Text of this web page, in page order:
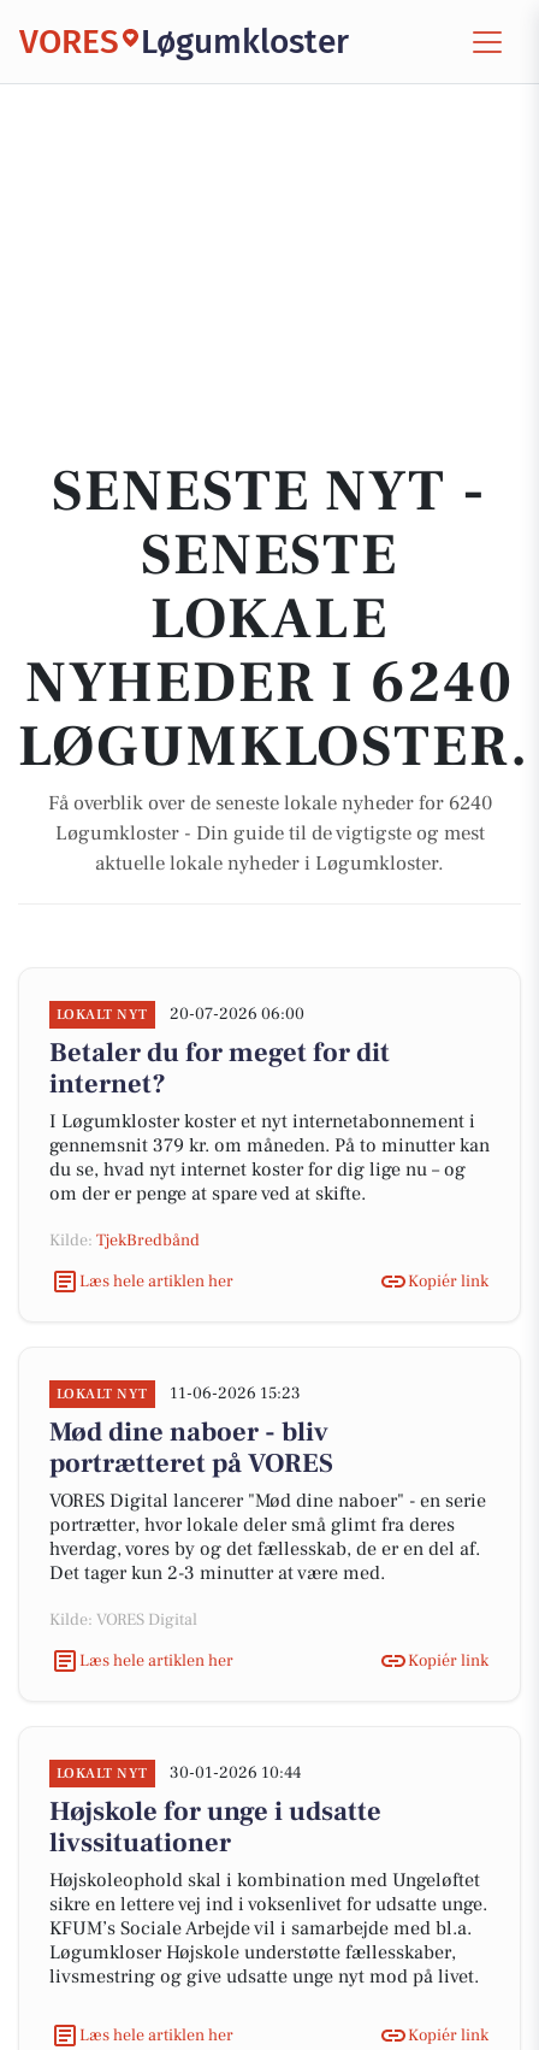
VORES Løgumkloster
SENESTE NYT -
SENESTE
LOKALE
NYHEDER I 6240
LØGUMKLOSTER.
Få overblik over de seneste lokale nyheder for 6240
Løgumkloster - Din guide til de vigtigste og mest
aktuelle lokale nyheder i Løgumkloster.
LOKALT NYT 20-07-2026 06:00
Betaler du for meget for dit
internet?
I Løgumkloster koster et nyt internetabonnement i
gennemsnit 379 kr. om måneden. På to minutter kan
du se, hvad nyt internet koster for dig lige nu – og
om der er penge at spare ved at skifte.
Kilde: TjekBredbånd
Læs hele artiklen her
Kopiér link
LOKALT NYT 11-06-2026 15:23
Mød dine naboer - bliv
portrætteret på VORES
VORES Digital lancerer "Mød dine naboer" - en serie
portrætter, hvor lokale deler små glimt fra deres
hverdag, vores by og det fællesskab, de er en del af.
Det tager kun 2-3 minutter at være med.
Kilde: VORES Digital
Læs hele artiklen her
Kopiér link
LOKALT NYT 30-01-2026 10:44
Højskole for unge i udsatte
livssituationer
Højskoleophold skal i kombination med Ungeløftet
sikre en lettere vej ind i voksenlivet for udsatte unge.
KFUM’s Sociale Arbejde vil i samarbejde med bl.a.
Løgumkloser Højskole understøtte fællesskaber,
livsmestring og give udsatte unge nyt mod på livet.
Læs hele artiklen her Kopiér link